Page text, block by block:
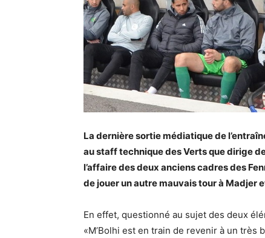
La dernière sortie médiatique de
au staff technique des Verts que dirige
l’affaire des deux anciens cadres des
de jouer un autre mauvais tour à Madjer
En effet, questionné au sujet des deux
«M’Bolhi est en train de revenir à un très